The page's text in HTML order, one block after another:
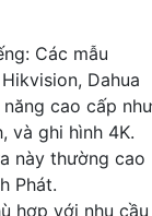
Các mẫu
Dahua
cao cấp như
và ghi hình 4K.
này thường cao
Phát.
hợp với nhu cầu